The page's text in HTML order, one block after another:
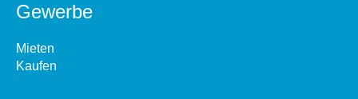
Gewerbe
Mieten
Kaufen